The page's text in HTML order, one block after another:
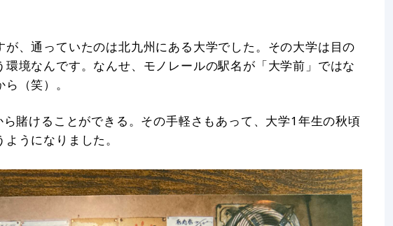
、通っていたのは北九州にある大学でした。その大学は目の
境なんです。なんせ、モノレールの駅名が「大学前」ではな
（笑）。
賭けることができる。その手軽さもあって、大学1年生の秋頃
うになりました。